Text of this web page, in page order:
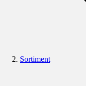
Sortiment